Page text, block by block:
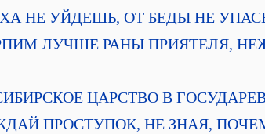
ГРЕХА НЕ УЙДЕШЬ, ОТ БЕДЫ НЕ
ЛУЧШЕ РАНЫ ПРИЯТЕЛЯ,
СИБИРСКОЕ ЦАРСТВО В
ПРОСТУПОК, НЕ ЗНАЯ,